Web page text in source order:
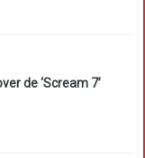
de ‘Scream 7’